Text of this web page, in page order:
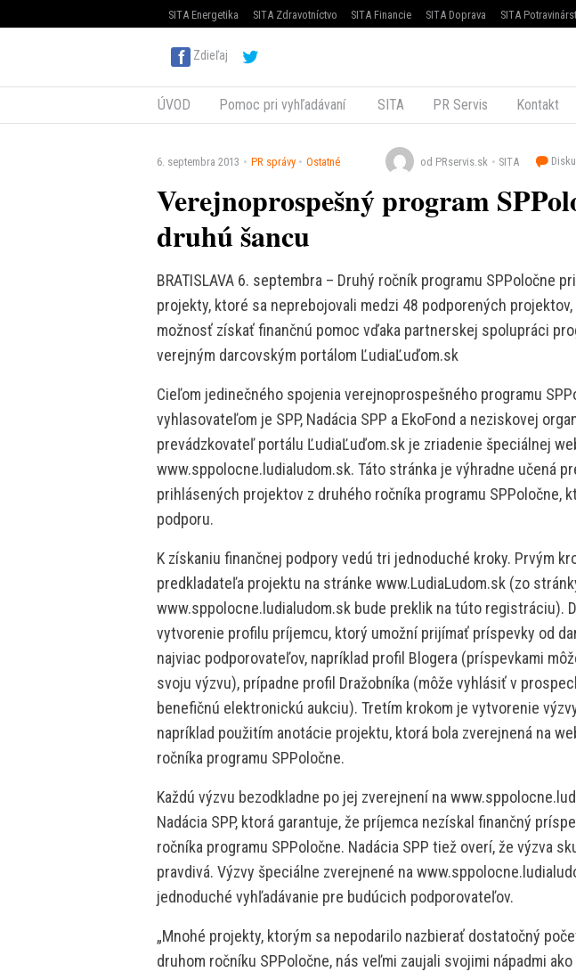
SITA Energetika SITA Zdravotníctvo SITA Financie SITA Doprava SITA
Zdieľaj
ÚVOD Pomoc pri vyhľadávaní SITA PR Servis Kontakt
6. septembra 2013 PR správy Ostatné od PRservis.sk SITA
Verejnoprospešný program
druhú šancu
BRATISLAVA 6. septembra – Druhý ročník programu SPPoločne
projekty, ktoré sa neprebojovali medzi 48 podporených
možnosť získať finančnú pomoc vďaka partnerskej spolupráci
verejným darcovským portálom ĽudiaĽuďom.sk
Cieľom jedinečného spojenia verejnoprospešného programu
vyhlasovateľom je SPP, Nadácia SPP a EkoFond a neziskovej
prevádzkovateľ portálu ĽudiaĽuďom.sk je zriadenie špeciálnej
www.sppolocne.ludialudom.sk. Táto stránka je výhradne učená
prihlásených projektov z druhého ročníka programu SPPoločne,
podporu.
K získaniu finančnej podpory vedú tri jednoduché kroky. Prvým
predkladateľa projektu na stránke www.LudiaLudom.sk (zo
www.sppolocne.ludialudom.sk bude preklik na túto registráciu).
vytvorenie profilu príjemcu, ktorý umožní prijímať príspevky od
najviac podporovateľov, napríklad profil Blogera (príspevkami
svoju výzvu), prípadne profil Dražobníka (môže vyhlásiť v
benefičnú elektronickú aukciu). Tretím krokom je vytvorenie
napríklad použitím anotácie projektu, ktorá bola zverejnená na
ročníka programu SPPoločne.
Každú výzvu bezodkladne po jej zverejnení na
Nadácia SPP, ktorá garantuje, že príjemca nezískal finančný
ročníka programu SPPoločne. Nadácia SPP tiež overí, že výzva
pravdivá. Výzvy špeciálne zverejnené na
jednoduché vyhľadávanie pre budúcich podporovateľov.
„Mnohé projekty, ktorým sa nepodarilo nazbierať dostatočný
druhom ročníku SPPoločne, nás veľmi zaujali svojimi nápadmi